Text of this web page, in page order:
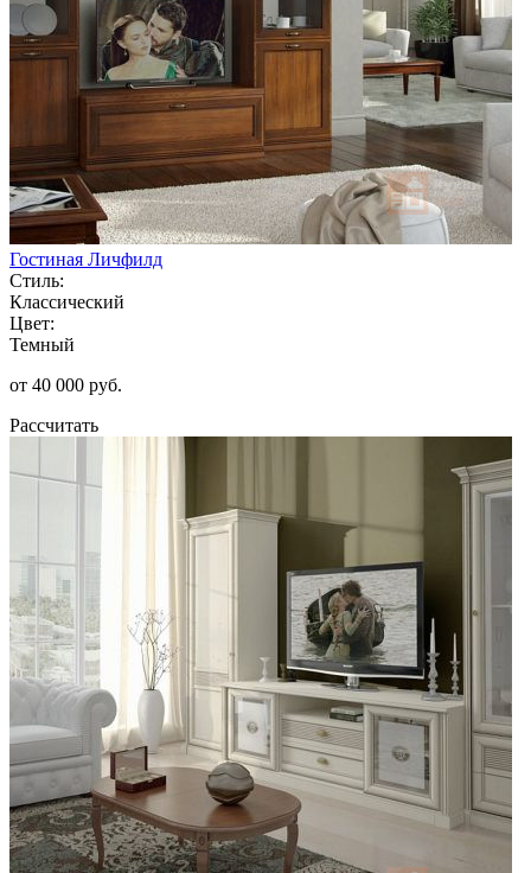
Гостиная Личфилд
Стиль:
Классический
Цвет:
Темный
от 40 000 руб.
Рассчитать